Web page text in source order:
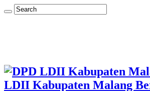
LDII Kabupaten Malang